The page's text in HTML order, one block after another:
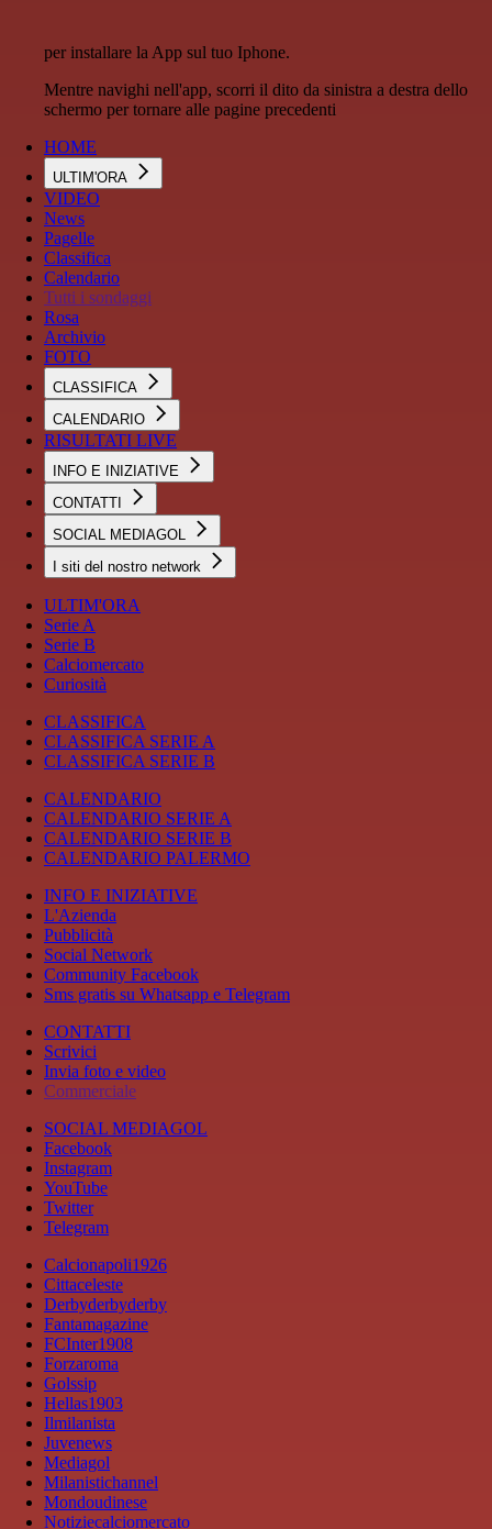
per installare la App sul tuo Iphone.
Mentre navighi nell'app, scorri il dito da sinistra a destra dello
schermo per tornare alle pagine precedenti
HOME
ULTIM'ORA
VIDEO
News
Pagelle
Classifica
Calendario
Tutti i sondaggi
Rosa
Archivio
FOTO
CLASSIFICA
CALENDARIO
RISULTATI LIVE
INFO E INIZIATIVE
CONTATTI
SOCIAL MEDIAGOL
I siti del nostro network
ULTIM'ORA
Serie A
Serie B
Calciomercato
Curiosità
CLASSIFICA
CLASSIFICA SERIE A
CLASSIFICA SERIE B
CALENDARIO
CALENDARIO SERIE A
CALENDARIO SERIE B
CALENDARIO PALERMO
INFO E INIZIATIVE
L'Azienda
Pubblicità
Social Network
Community Facebook
Sms gratis su Whatsapp e Telegram
CONTATTI
Scrivici
Invia foto e video
Commerciale
SOCIAL MEDIAGOL
Facebook
Instagram
YouTube
Twitter
Telegram
Calcionapoli1926
Cittaceleste
Derbyderbyderby
Fantamagazine
FCInter1908
Forzaroma
Golssip
Hellas1903
Ilmilanista
Juvenews
Mediagol
Milanistichannel
Mondoudinese
Notiziecalciomercato